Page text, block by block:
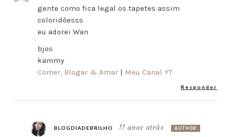
gente como fica legal os tapetes assim
coloridõesss
eu adorei Wan
bjos
kammy
Comer, Blogar & Amar | Meu Canal YT
Responder
BLOGDIADEBRILHO 11 anos atrás AUTHOR